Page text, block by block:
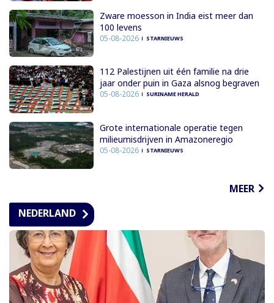
Zware moesson in India eist meer dan
100 levens
05-08-2026 STARNIEUWS
112 Palestijnen uit één familie na drie
jaar onder puin in Gaza alsnog begraven
05-08-2026 SURINAME HERALD
Grote internationale operatie tegen
milieumisdrijven in Amazoneregio
05-08-2026 STARNIEUWS
MEER
NEDERLAND